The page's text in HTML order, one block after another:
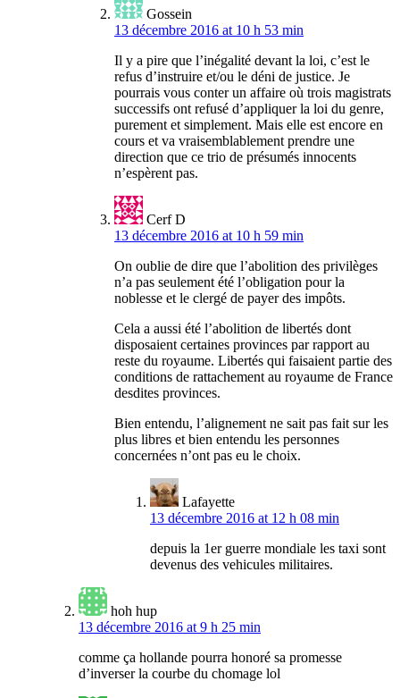
Gossein
13 décembre 2016 at 10 h 53 min
Il y a pire que l’inégalité devant la loi, c’est le
refus d’instruire et/ou le déni de justice. Je
pourrais vous conter un affaire où trois magistrats
successifs ont refusé d’appliquer la loi du genre,
purement et simplement. Mais elle est encore en
cours et va vraisemblablement prendre une
direction que ce trio de présumés innocents
n’espèrent pas.
Cerf D
13 décembre 2016 at 10 h 59 min
On oublie de dire que l’abolition des privilèges
n’a pas seulement été l’obligation pour la
noblesse et le clergé de payer des impôts.
Cela a aussi été l’abolition de libertés dont
disposaient certaines provinces par rapport au
reste du royaume. Libertés qui faisaient partie des
conditions de rattachement au royaume de France
desdites provinces.
Bien entendu, l’alignement ne sait pas fait sur les
plus libres et bien entendu les personnes
concernées n’ont pas eu le choix.
Lafayette
13 décembre 2016 at 12 h 08 min
depuis la 1er guerre mondiale les taxi sont
devenus des vehicules militaires.
hoh hup
13 décembre 2016 at 9 h 25 min
comme ça hollande pourra honoré sa promesse
d’inverser la courbe du chomage lol